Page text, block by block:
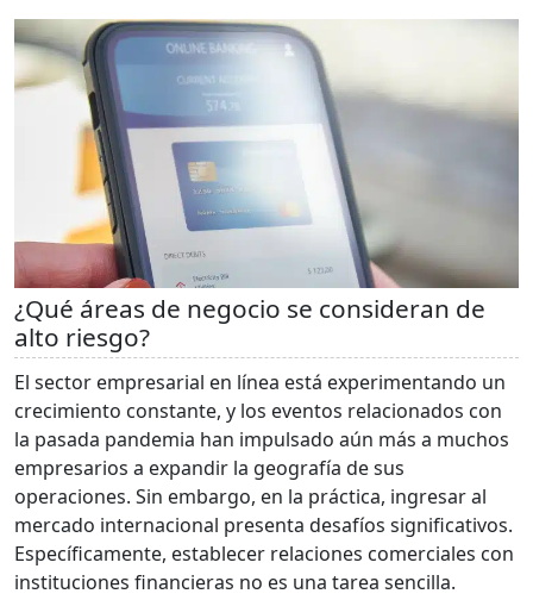
¿Qué áreas de negocio se consideran de
alto riesgo?
El sector empresarial en línea está experimentando un
crecimiento constante, y los eventos relacionados con
la pasada pandemia han impulsado aún más a muchos
empresarios a expandir la geografía de sus
operaciones. Sin embargo, en la práctica, ingresar al
mercado internacional presenta desafíos significativos.
Específicamente, establecer relaciones comerciales con
instituciones financieras no es una tarea sencilla.